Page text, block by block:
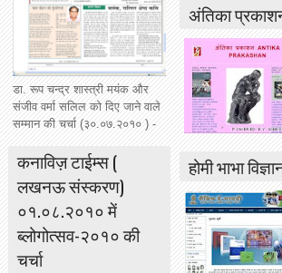
अंतिका
होमी भाभा
डा. रूप चन्द्र शास्त्री मयंक और
संजीव वर्मा सलिल को दिए जाने वाले
सम्मान की चर्चा (३०.०७.२०१० ) -
कनाविज़ टाईम्स (
लखनऊ संस्करण)
०१.०८.२०१० में
ब्लोगोत्सव-२०१० की
चर्चा